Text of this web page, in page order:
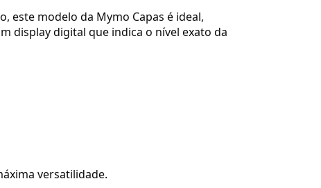
este modelo da Mymo Capas é ideal,
display digital que indica o nível exato da
versatilidade.